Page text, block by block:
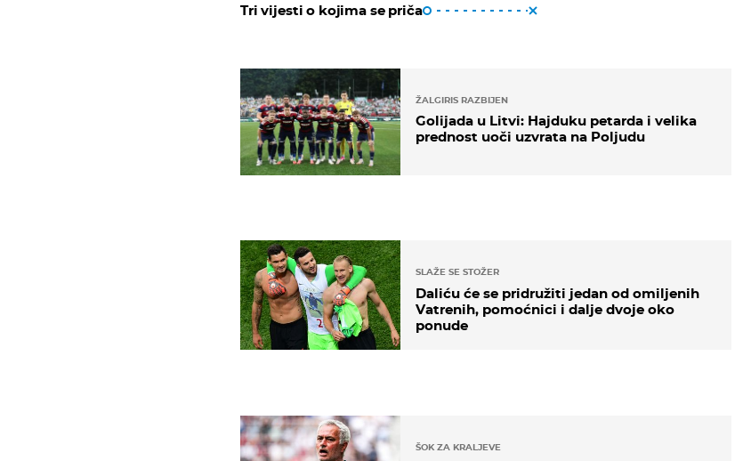
Tri vijesti o kojima se priča
ŽALGIRIS RAZBIJEN
Golijada u Litvi: Hajduku petarda i velika
prednost uoči uzvrata na Poljudu
SLAŽE SE STOŽER
Daliću će se pridružiti jedan od omiljenih
Vatrenih, pomoćnici i dalje dvoje oko
ponude
ŠOK ZA KRALJEVE